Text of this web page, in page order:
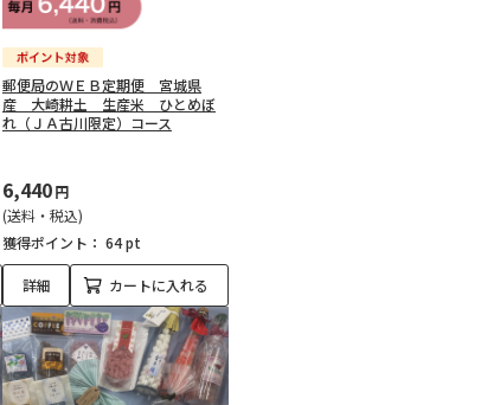
郵便局のＷＥＢ定期便 宮城県
産 大崎耕土 生産米 ひとめぼ
れ（ＪＡ古川限定）コース
6,440円
(送料・税込)
獲得ポイント： 64 pt
詳細 カートに入れる